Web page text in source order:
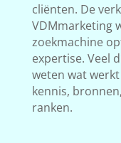
cliënten. De
VDMmarketing
zoekmachine
expertise. Veel
weten wat
kennis,
ranken.